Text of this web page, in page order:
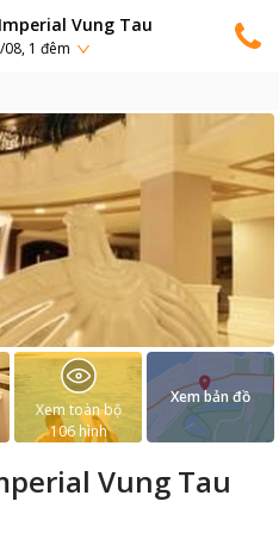
Vung Tau
1 đêm
Vung Tau
Xem toàn bộ
106 hình
Xem bản đồ